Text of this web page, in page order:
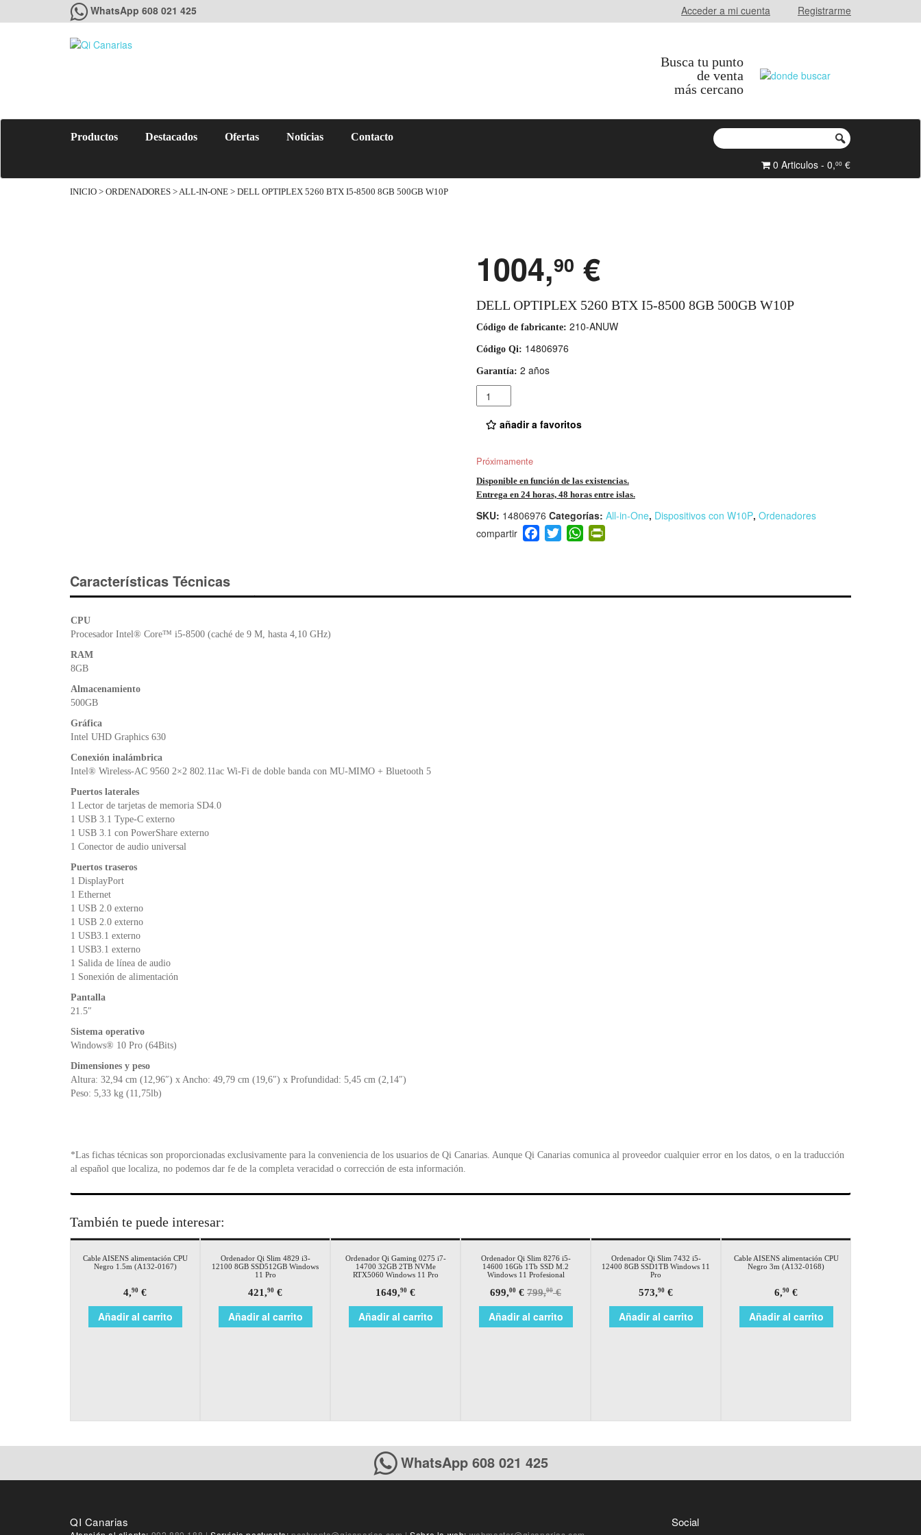
WhatsApp 608 021 425 Acceder a mi cuenta Registrarme
Busca tu punto
de venta
más cercano
Productos Destacados Ofertas Noticias Contacto
0 Articulos - 0,00 €
INICIO > ORDENADORES >ALL-IN-ONE > DELL OPTIPLEX 5260 BTX I5-8500 8GB 500GB W10P
1004,90 €
DELL OPTIPLEX 5260 BTX I5-8500 8GB 500GB W10P
Código de fabricante: 210-ANUW
Código Qi: 14806976
Garantía: 2 años
Cantidad
añadir a favoritos
Próximamente
Disponible en función de las existencias.
Entrega en 24 horas, 48 horas entre islas.
SKU: 14806976 Categorías: All-in-One, Dispositivos con W10P, Ordenadores
F
a
b
T
wi
W
h
A
Pr
in
e
Características Técnicas
CPU
Procesador Intel® Core™ i5-8500 (caché de 9 M, hasta 4,10 GHz)
RAM
8GB
Almacenamiento
500GB
Gráfica
Intel UHD Graphics 630
Conexión inalámbrica
Intel® Wireless-AC 9560 2×2 802.11ac Wi-Fi de doble banda con MU-MIMO + Bluetooth 5
Puertos laterales
1 Lector de tarjetas de memoria SD4.0
1 USB 3.1 Type-C externo
1 USB 3.1 con PowerShare externo
1 Conector de audio universal
Puertos traseros
1 DisplayPort
1 Ethernet
1 USB 2.0 externo
1 USB 2.0 externo
1 USB3.1 externo
1 USB3.1 externo
1 Salida de línea de audio
1 Sonexión de alimentación
Pantalla
21.5″
Sistema operativo
Windows® 10 Pro (64Bits)
Dimensiones y peso
Altura: 32,94 cm (12,96″) x Ancho: 49,79 cm (19,6″) x Profundidad: 5,45 cm (2,14″)
Peso: 5,33 kg (11,75lb)
*Las fichas técnicas son proporcionadas exclusivamente para la conveniencia de los usuarios de Qi Canarias. Aunque Qi Canarias comunica al proveedor cualquier error en los datos, o en la traducción
al español que localiza, no podemos dar fe de la completa veracidad o corrección de esta información.
También te puede interesar:
Cable AISENS alimentación CPU
Negro 1.5m (A132-0167)
4,90 €
Añadir al carrito
Ordenador Qi Slim 4829 i3-
12100 8GB SSD512GB Windows
11 Pro
421,90 €
Añadir al carrito
Ordenador Qi Gaming 0275 i7-
14700 32GB 2TB NVMe
RTX5060 Windows 11 Pro
1649,90 €
Añadir al carrito
¡Oferta!
Ordenador Qi Slim 8276 i5-
14600 16Gb 1Tb SSD M.2
Windows 11 Profesional
699,00 € 799,00€
Añadir al carrito
Ordenador Qi Slim 7432 i5-
12400 8GB SSD1TB Windows 11
Pro
573,90 €
Añadir al carrito
Cable AISENS alimentación CPU
Negro 3m (A132-0168)
6,90 €
Añadir al carrito
WhatsApp 608 021 425
Social
QI Canarias